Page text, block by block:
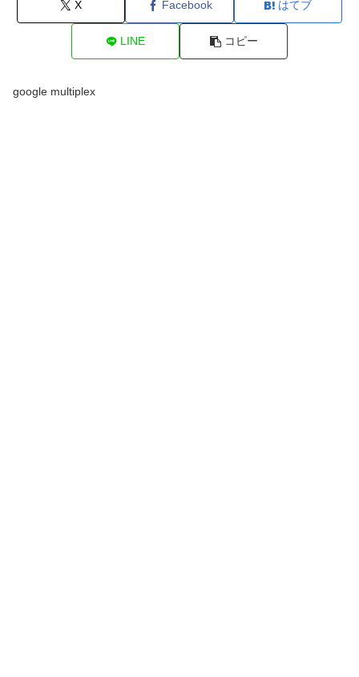
X Facebook はてブ
LINE コピー
google multiplex